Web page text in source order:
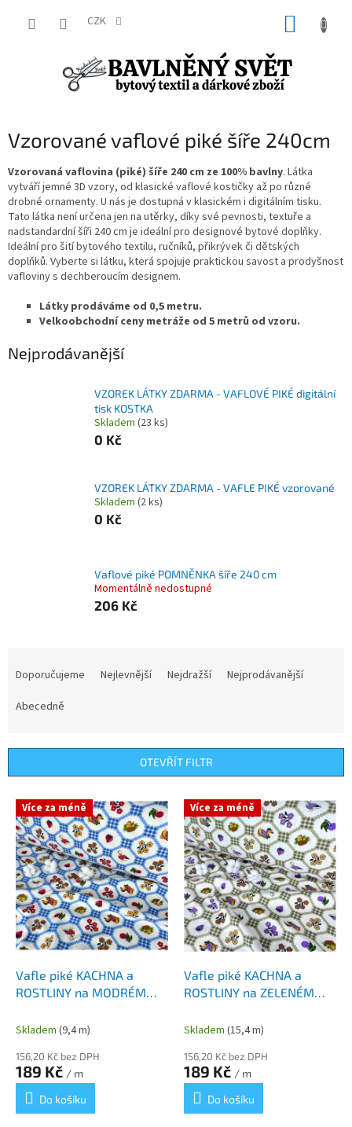
CZK
Vzorované vaflové piké šíře 240cm
Vzorovaná vaflovina (piké) šíře 240 cm ze 100% bavlny. Látka
vytváří jemné 3D vzory, od klasické vaflové kostičky až po různé
drobné ornamenty. U nás je dostupná v klasickém i digitálním tisku.
Tato látka není určena jen na utěrky, díky své pevnosti, textuře a
nadstandardní šíři 240 cm je ideální pro designové bytové doplňky.
Ideální pro šití bytového textilu, ručníků, přikrývek či dětských
doplňků. Vyberte si látku, která spojuje praktickou savost a prodyšnost
vafloviny s dechberoucím designem.
Látky prodáváme od 0,5 metru.
Velkoobchodní ceny metráže od 5 metrů od vzoru.
Nejprodávanější
VZOREK LÁTKY ZDARMA - VAFLOVÉ PIKÉ digitální
tisk KOSTKA
Skladem (23 ks)
0 Kč
VZOREK LÁTKY ZDARMA - VAFLE PIKÉ vzorované
Skladem (2 ks)
0 Kč
Vaflové piké POMNĚNKA šíře 240 cm
Momentálně nedostupné
206 Kč
r
Doporučujeme Nejlevnější Nejdražší
Nejprodávanější
Abecedně
OTEVŘÍT FILTR
V
p
p
Více za méně
Vafle piké KACHNA a
ROSTLINY na MODRÉM
Skladem (9,4 m)
156,20 Kč bez DPH
189 Kč / m
Do košíku
Více za méně
Vafle piké KACHNA a
ROSTLINY na ZELENÉM
Skladem (15,4 m)
156,20 Kč bez DPH
189 Kč / m
Do košíku